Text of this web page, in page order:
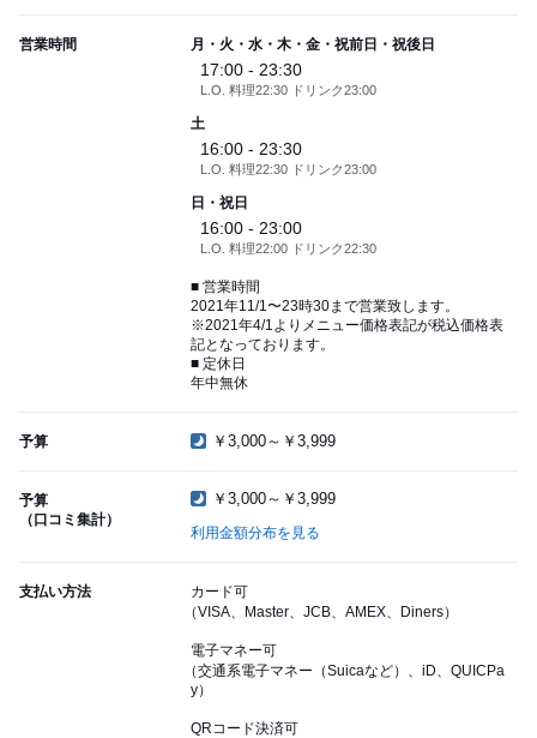
営業時間 月・火・水・木・金・祝前日・祝後日
17:00 - 23:30
L.O. 料理22:30 ドリンク23:00
土
16:00 - 23:30
L.O. 料理22:30 ドリンク23:00
日・祝日
16:00 - 23:00
L.O. 料理22:00 ドリンク22:30
■ 営業時間
2021年11/1〜23時30まで営業致します。
※2021年4/1よりメニュー価格表記が税込価格表
記となっております。
■ 定休日
年中無休
予算 ￥3,000～￥3,999
予算
（口コミ集計）
￥3,000～￥3,999
利用金額分布を見る
支払い方法
カード可
（VISA、Master、JCB、AMEX、Diners）
電子マネー可
（交通系電子マネー（Suicaなど）、iD、QUICPa
y）
QRコード決済可